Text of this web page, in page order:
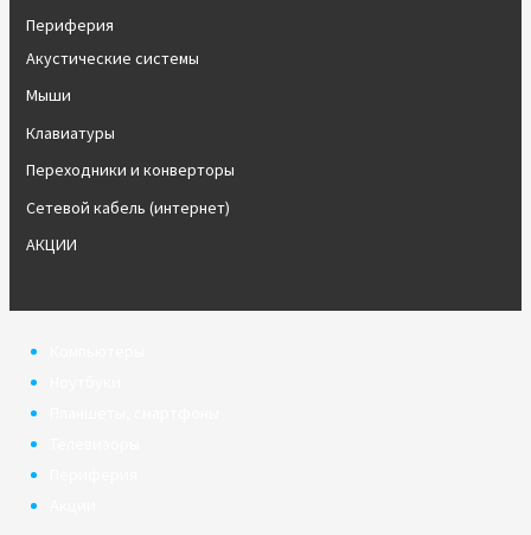
Периферия
Акустические системы
Мыши
Клавиатуры
Переходники и конверторы
Сетевой кабель (интернет)
АКЦИИ